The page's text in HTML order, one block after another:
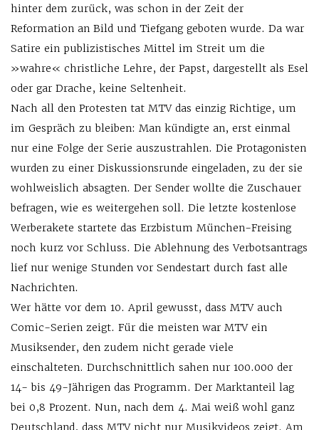
hinter dem zurück, was schon in der Zeit der
Reformation an Bild und Tiefgang geboten wurde. Da war
Satire ein publizistisches Mittel im Streit um die
»wahre« christliche Lehre, der Papst, dargestellt als Esel
oder gar Drache, keine Seltenheit.
Nach all den Protesten tat MTV das einzig Richtige, um
im Gespräch zu bleiben: Man kündigte an, erst einmal
nur eine Folge der Serie auszustrahlen. Die Protagonisten
wurden zu einer Diskussionsrunde eingeladen, zu der sie
wohlweislich absagten. Der Sender wollte die Zuschauer
befragen, wie es weitergehen soll. Die letzte kostenlose
Werberakete startete das Erzbistum München-Freising
noch kurz vor Schluss. Die Ablehnung des Verbotsantrags
lief nur wenige Stunden vor Sendestart durch fast alle
Nachrichten.
Wer hätte vor dem 10. April gewusst, dass MTV auch
Comic-Serien zeigt. Für die meisten war MTV ein
Musiksender, den zudem nicht gerade viele
einschalteten. Durchschnittlich sahen nur 100.000 der
14- bis 49-Jährigen das Programm. Der Marktanteil lag
bei 0,8 Prozent. Nun, nach dem 4. Mai weiß wohl ganz
Deutschland, dass MTV nicht nur Musikvideos zeigt. Am